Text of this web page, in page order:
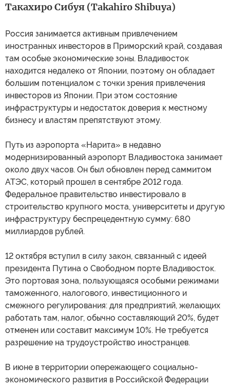
Такахиро Сибуя (Takahiro Shibuya)
Россия занимается активным привлечением
иностранных инвесторов в Приморский край, создавая
там особые экономические зоны. Владивосток
находится недалеко от Японии, поэтому он обладает
большим потенциалом с точки зрения привлечения
инвесторов из Японии. При этом состояние
инфраструктуры и недостаток доверия к местному
бизнесу и властям препятствуют этому.
Путь из аэропорта «Нарита» в недавно
модернизированный аэропорт Владивостока занимает
около двух часов. Он был обновлен перед саммитом
АТЭС, который прошел в сентябре 2012 года.
Федеральное правительство инвестировало в
строительство крупного моста, университеты и другую
инфраструктуру беспрецедентную сумму: 680
миллиардов рублей.
12 октября вступил в силу закон, связанный с идеей
президента Путина о Свободном порте Владивосток.
Это портовая зона, пользующаяся особыми режимами
таможенного, налогового, инвестиционного и
смежного регулирования: для предприятий, желающих
работать там, налог, обычно составляющий 20%, будет
отменен или составит максимум 10%. Не требуется
разрешение на трудоустройство иностранцев.
В июне в территории опережающего социально-
экономического развития в Российской Федерации